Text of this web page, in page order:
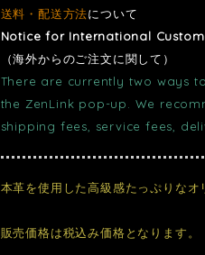
送料・配送方法について
Notice for International
（海外からのご注文に関して）
There are currently two ways
the ZenLink pop-up. We
shipping fees, service fees,
本革を使用した高級感たっぷりな
販売価格は税込み価格となります。